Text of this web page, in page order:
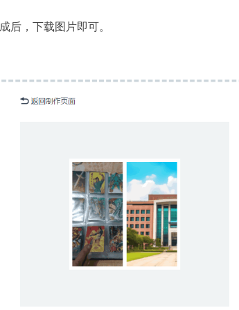
后，下载图片即可。